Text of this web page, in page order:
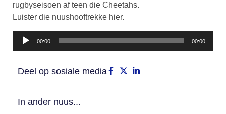
rugbyseisoen af teen die Cheetahs.
Luister die nuushooftrekke hier.
Klankspeler
00:00 00:00
Deel op sosiale media
In ander nuus...